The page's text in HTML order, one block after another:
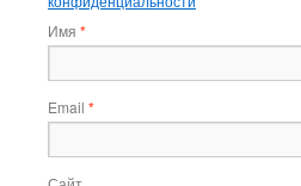
Имя *
Email *